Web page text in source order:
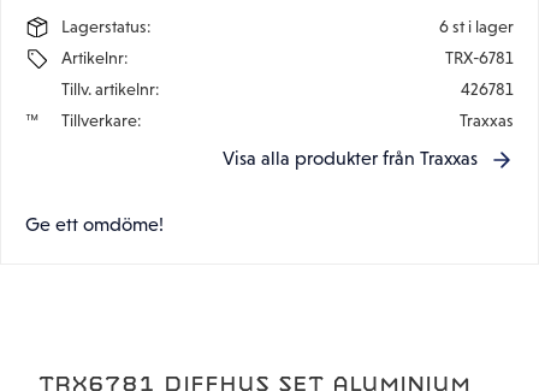
Lagerstatus
6 st i lager
Artikelnr
TRX-6781
Tillv. artikelnr
426781
Tillverkare
Traxxas
Visa alla produkter från Traxxas
Ge ett omdöme!
TRX6781 DIFFHUS SET ALUMINIUM